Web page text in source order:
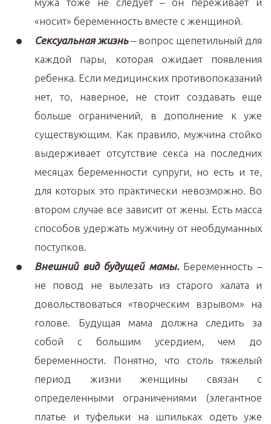
«носит» беременность вместе с женщиной.
Сексуальная жизнь – вопрос щепетильный для
каждой пары, которая ожидает появления
ребенка. Если медицинских противопоказаний
нет, то, наверное, не стоит создавать еще
больше ограничений, в дополнение к уже
существующим. Как правило, мужчина стойко
выдерживает отсутствие секса на последних
месяцах беременности супруги, но есть и те,
для которых это практически невозможно. Во
втором случае все зависит от жены. Есть масса
способов удержать мужчину от необдуманных
поступков.
Внешний вид будущей мамы. Беременность –
не повод не вылезать из старого халата и
довольствоваться «творческим взрывом» на
голове. Будущая мама должна следить за
собой с большим усердием, чем до
беременности. Понятно, что столь тяжелый
период жизни женщины связан с
определенными ограничениями (элегантное
платье и туфельки на шпильках одеть уже